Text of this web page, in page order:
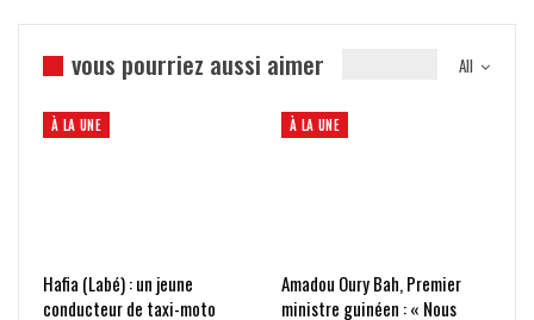
All
vous pourriez aussi aimer
À LA UNE
Hafia (Labé) : un jeune
conducteur de taxi-moto
À LA UNE
Amadou Oury Bah, Premier
ministre guinéen : « Nous